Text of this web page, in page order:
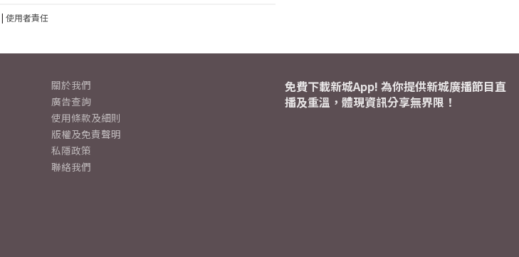
| 使用者責任
關於我們
廣告查詢
使用條款及細則
版權及免責聲明
私隱政策
聯絡我們
免費下載新城App! 為你提供新城廣播節目直
播及重溫，體現資訊分享無界限！